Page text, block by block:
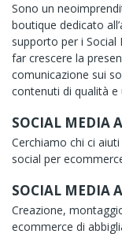
Sono un
boutique dedicato
supporto per i Social
far crescere la
comunicazione sui
contenuti di qualità e
SOCIAL MEDIA
Cerchiamo chi ci
social per
SOCIAL MEDIA
Creazione,
ecommerce di